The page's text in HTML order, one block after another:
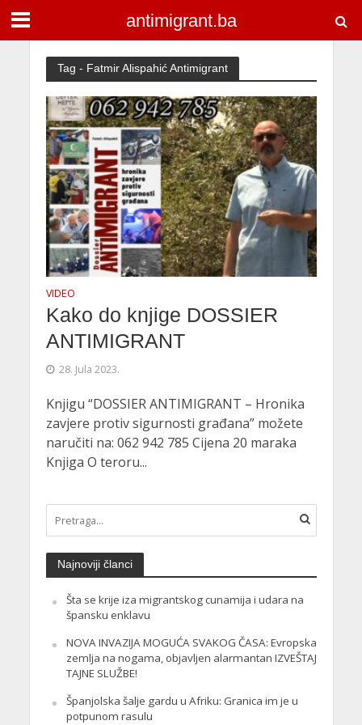
antimigrant.ba
Tag - Fatmir Alispahić Antimigrant
VIDEO
Kako do knjige DOSSIER
ANTIMIGRANT
28. Jula 2023.
Knjigu “DOSSIER ANTIMIGRANT – Hronika
zavjere protiv sigurnosti građana” možete
naručiti na: 062 942 785 Cijena 20 maraka
Knjiga O teroru...
Najnoviji članci
Šta se krije iza migrantskog cunamija i udara na
špansku enklavu
NOVA INVAZIJA MOGUĆA SVAKOG ČASA: Evropska
zemlja na nogama, objavljen alarmantan IZVEŠTAJ
TAJNE SLUŽBE!
Španjolska šalje gardu u Afriku: Granica im je u
potpunom rasulu